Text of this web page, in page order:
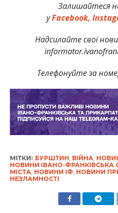
Залишайтеся
уFacebook,
Надсилайте свої
Телефонуйте за
МІТКИ: БУРШТИН ВІЙНА
НОВИНИ ІВАНО-ФРАНКІВСЬКА
МІСТА НОВИНИ ІФ НОВИНИ
НЕЗЛАМНОСТІ